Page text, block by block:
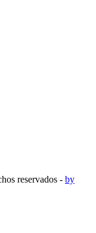
reservados - by